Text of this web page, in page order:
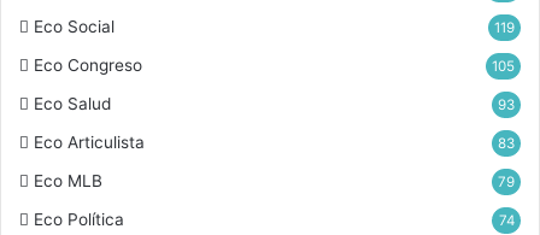
Eco Social 119
Eco Congreso 105
Eco Salud 93
Eco Articulista 83
Eco MLB 79
Eco Política 74